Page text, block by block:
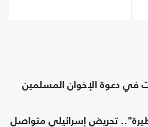
في دعوة الإخوان المسلمين
تحريض إسرائيلي متواصل